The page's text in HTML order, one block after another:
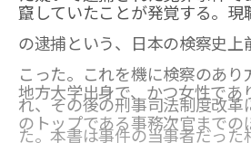
竄していたことが発覚する。現
の逮捕という、日本の検察史上
こった。これを機に検察のあり
れ、その後の刑事司法制度改革
た。本書は事件の当事者だった
地方大学出身で、かつ女性であ
のトップである事務次官までの